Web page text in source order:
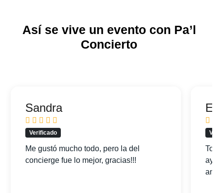
Así se vive un evento con Pa’l
Concierto
Sandra
Verificado
Me gustó mucho todo, pero la del
concierge fue lo mejor, gracias!!!